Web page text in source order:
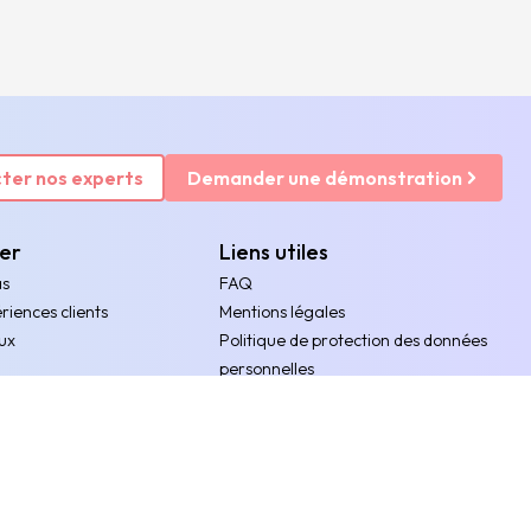
nos experts Demander une démonstration
clients
Liens utiles
FAQ
Mentions légales
Politique de protection des données
personnelles